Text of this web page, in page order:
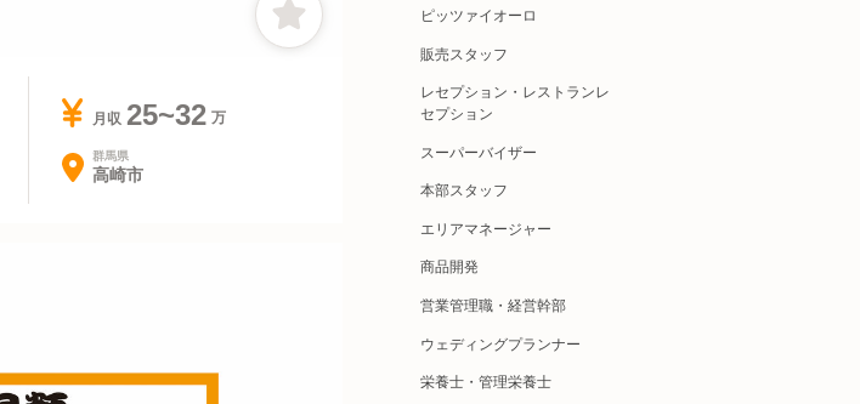
月収 25~32
群馬県
高崎市
ピッツァイオーロ
販売スタッフ
レセプション・レストランレ
セプション
スーパーバイザー
本部スタッフ
エリアマネージャー
商品開発
営業管理職・経営幹部
ウェディングプランナー
栄養士・管理栄養士